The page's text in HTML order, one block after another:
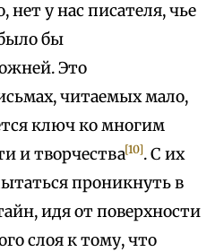
нет у нас писателя, чье
бы
Это
читаемых мало,
ключ ко многим
и творчества[10]. С их
проникнуть в
идя от поверхности
слоя к тому, что